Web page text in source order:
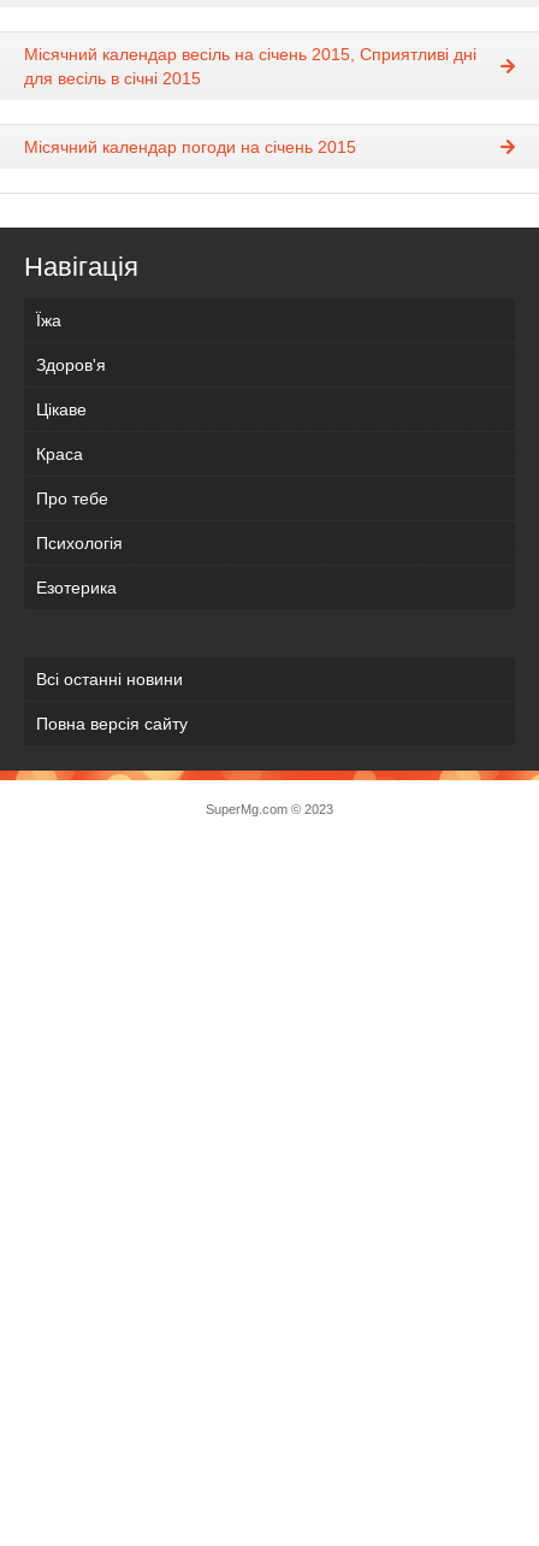
Місячний календар весіль на січень 2015, Сприятливі дні
для весіль в січні 2015
Місячний календар погоди на січень 2015
Навігація
Їжа
Здоров'я
Цікаве
Краса
Про тебе
Психологія
Езотерика
Всі останні новини
Повна версія сайту
SuperMg.com © 2023